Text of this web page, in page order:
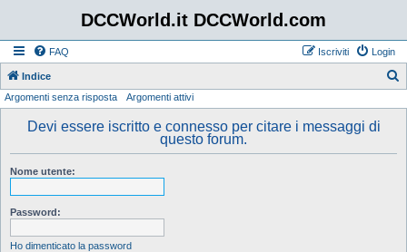
DCCWorld.it DCCWorld.com
FAQ Login
Iscriviti
Indice
Argomenti senza risposta Argomenti attivi
Devi essere iscritto e connesso per citare i messaggi di
questo forum.
Nome utente:
Password:
Ho dimenticato la password